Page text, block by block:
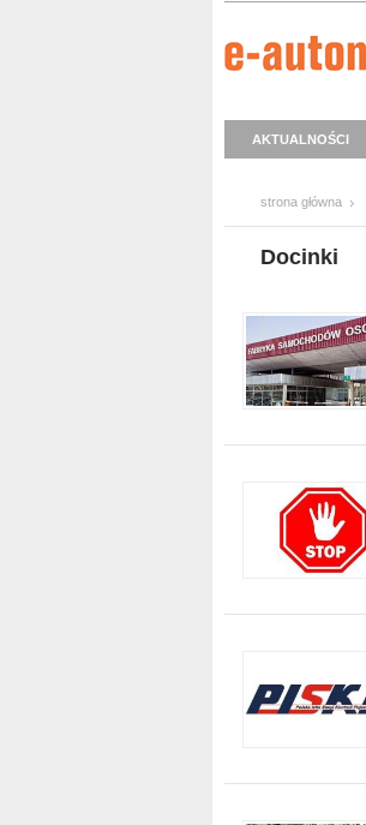
AKTUALNOŚCI
strona główna
Docinki